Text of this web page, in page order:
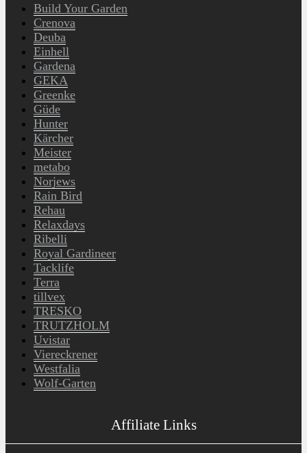
Build Your Garden
Crenova
Deuba
Einhell
Gardena
GEKA
Greenke
Güde
Hunter
Kärcher
Meister
metabo
Norjews
Rain Bird
Rehau
Relaxdays
Ribelli
Royal Gardineer
Tacklife
Terra
tillvex
TRESKO
TRUTZHOLM
Uvistar
Viereckrener
Westfalia
Wolf-Garten
Affiliate Links